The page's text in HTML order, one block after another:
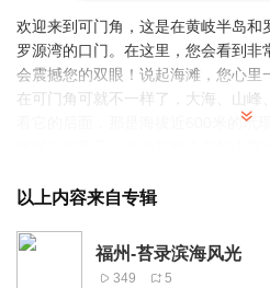
欢迎来到可门角，这是在黄岐半岛和
罗源湾的口门。在这里，您会看到非
会震撼您的双眼！说起海滩，您心里
在可门角可就不一样了，大海、山峰
看它的后面，那是海拔近600米的玳
眼前的这些都是大自然的杰作。稍远
可门角边，让您感受不同往常的海滨
下面请您走入这如画的景致里吧。
以上内容来自专辑
福州-苔录滨海风光
349 5